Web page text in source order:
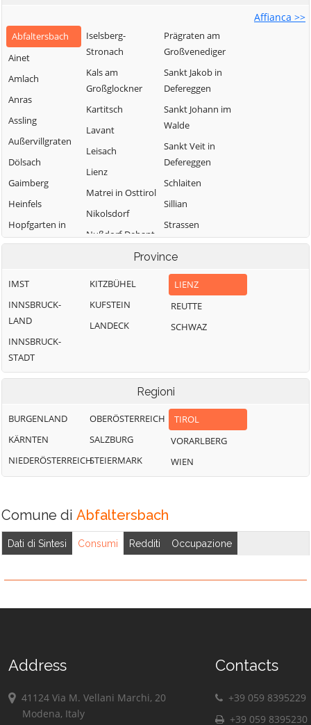
Affianca >>
Abfaltersbach
Ainet
Amlach
Anras
Assling
Außervillgraten
Dölsach
Gaimberg
Heinfels
Hopfgarten in
Defereggen
Iselsberg-
Stronach
Kals am
Großglockner
Kartitsch
Lavant
Leisach
Lienz
Matrei in Osttirol
Nikolsdorf
Nußdorf-Debant
Prägraten am
Großvenediger
Sankt Jakob in
Defereggen
Sankt Johann im
Walde
Sankt Veit in
Defereggen
Schlaiten
Sillian
Strassen
Thurn
Untertilliach
Virgen
Province
IMST
INNSBRUCK-
LAND
INNSBRUCK-
STADT
KITZBÜHEL
KUFSTEIN
LANDECK
LIENZ
REUTTE
SCHWAZ
Regioni
BURGENLAND
KÄRNTEN
NIEDERÖSTERREICH
OBERÖSTERREICH
SALZBURG
STEIERMARK
TIROL
VORARLBERG
WIEN
Comune di Abfaltersbach
Dati di Sintesi Consumi Redditi Occupazione
Address
41124 Via M. Vellani Marchi, 20
Modena, Italy
Contacts
+39 059 8395229
+39 059 8395230